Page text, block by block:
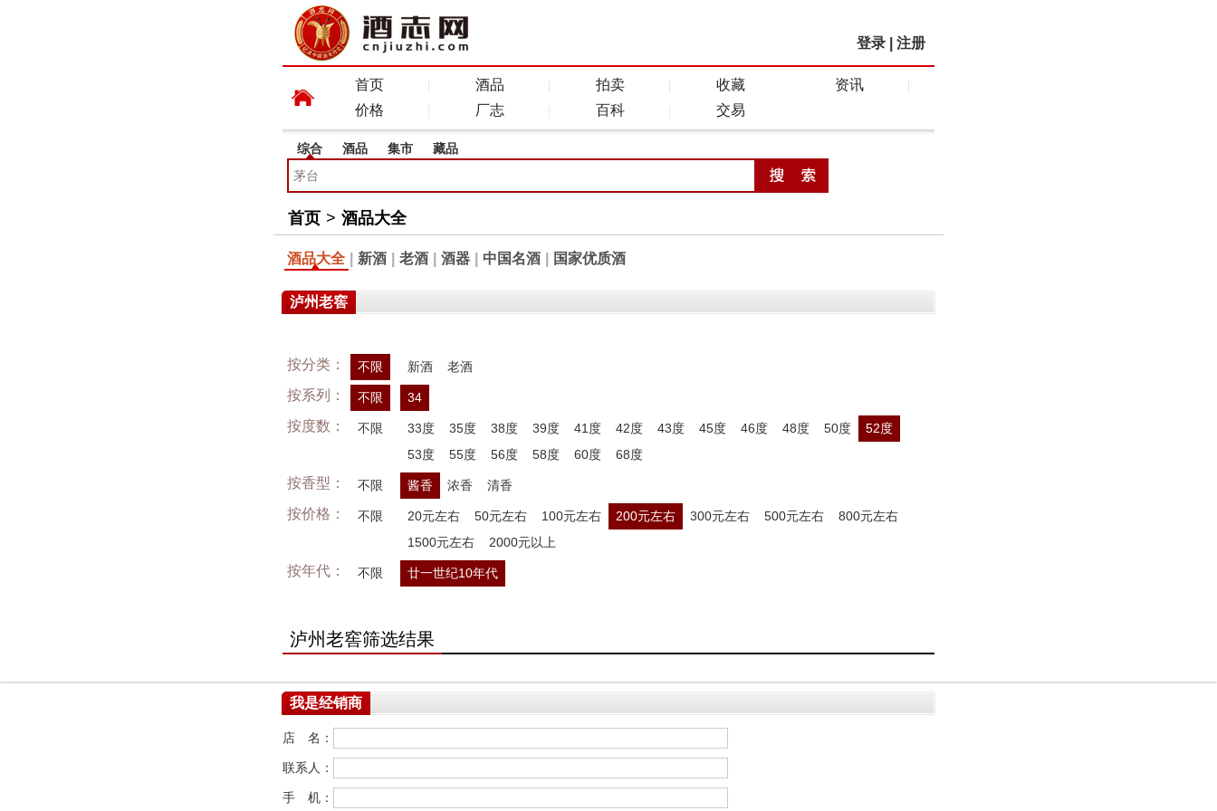
登录 注册
首页 酒品 拍卖 收藏
资讯
价格
厂志 百科 交易
综合 酒品 集市 藏品
首页 > 酒品大全
酒品大全 新酒 老酒 酒器 中国名酒 国家优质酒
泸州老窖
按分类： 不限 新酒 老酒
按系列： 不限 34
按度数： 不限 33度 35度 38度 39度 41度 42度 43度 45度 46度 48度 50度
52度
53度
55度 56度 58度 60度 68度
按香型： 不限 酱香 浓香 清香
按价格： 不限 20元左右 50元左右 100元左右 200元左右 300元左右 500元左右
800元左右
1500元左右
2000元以上
按年代： 不限 廿一世纪10年代
泸州老窖筛选结果
我是经销商
店 名：
联系人：
手 机：